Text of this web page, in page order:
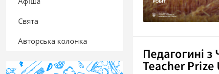
Свята
Авторська колонка
Педагогині
Teacher Prize